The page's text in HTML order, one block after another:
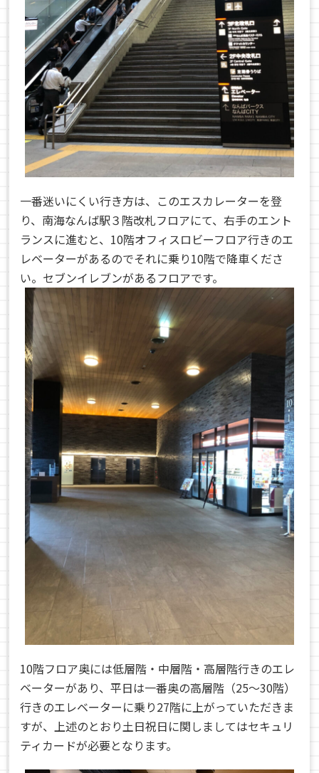
一番迷いにくい行き方は、このエスカレーターを登
り、南海なんば駅３階改札フロアにて、右手のエント
ランスに進むと、10階オフィスロビーフロア行きのエ
レベーターがあるのでそれに乗り10階で降車くださ
い。セブンイレブンがあるフロアです。
10階フロア奥には低層階・中層階・高層階行きのエレ
ベーターがあり、平日は一番奥の高層階（25〜30階）
行きのエレベーターに乗り27階に上がっていただきま
すが、上述のとおり土日祝日に関しましてはセキュリ
ティカードが必要となります。